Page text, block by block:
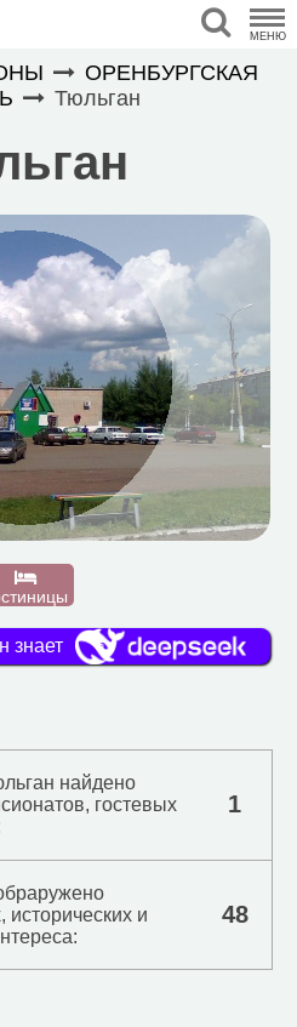
МЕНЮ
ОРЕНБУРГСКАЯ
Тюльган
знает
найдено
гостевых
1
исторических и
48